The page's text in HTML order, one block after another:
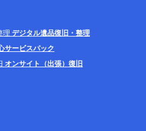
理 デジタル遺品復旧・整理
サービスパック
オンサイト（出張）復旧